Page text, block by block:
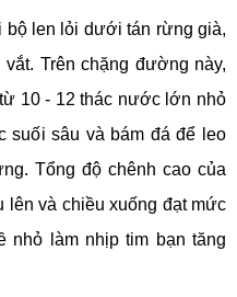
bộ len lỏi dưới tán rừng già,
Trên chặng đường này,
10 - 12 thác nước lớn nhỏ
suối sâu và bám đá để leo
Tổng độ chênh cao của
lên và chiều xuống đạt mức
nhỏ làm nhịp tim bạn tăng